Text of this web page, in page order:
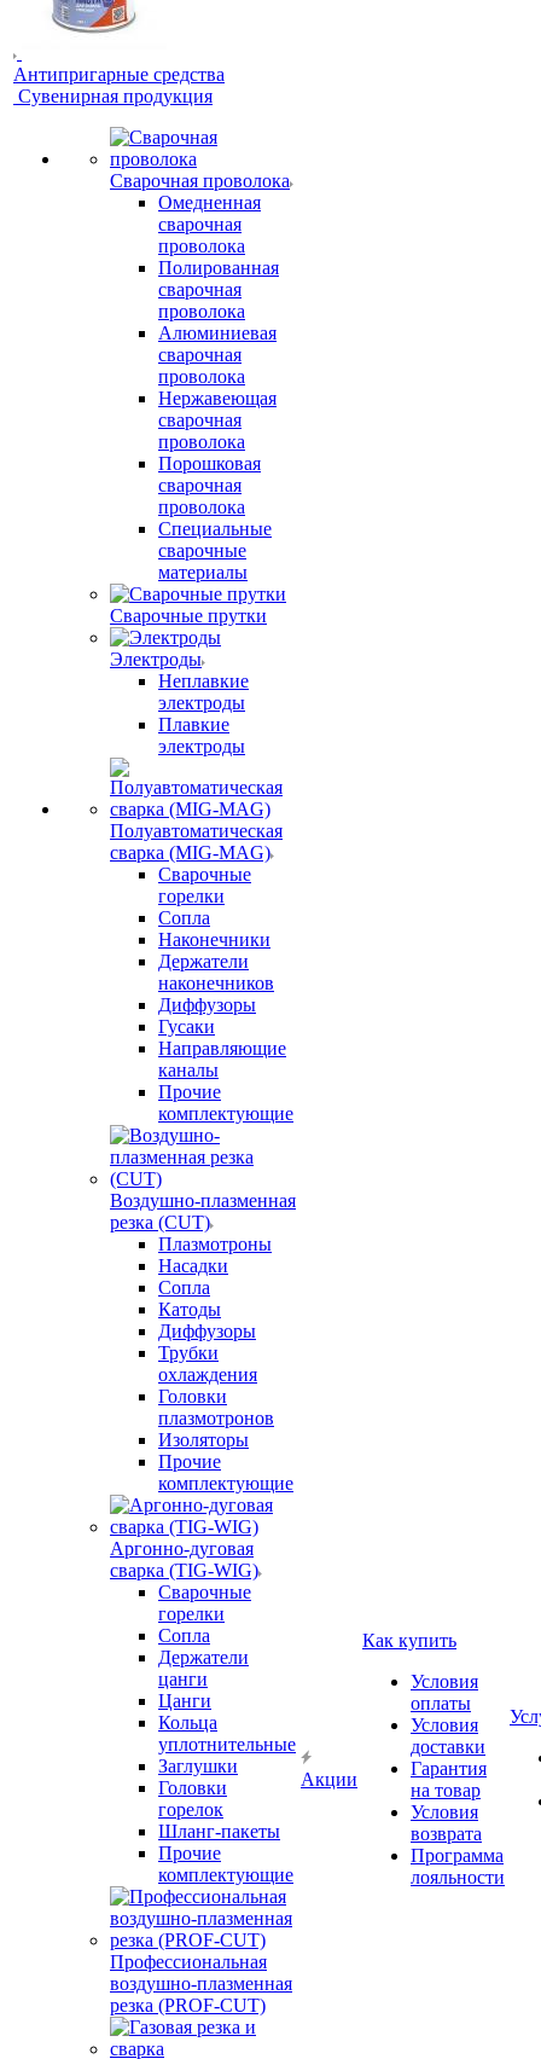
Антипригарные средства
Сувенирная продукция
Сварочная проволока
Омедненная
сварочная
проволока
Полированная
сварочная
проволока
Алюминиевая
сварочная
проволока
Нержавеющая
сварочная
проволока
Порошковая
сварочная
проволока
Специальные
сварочные
материалы
Сварочные прутки
Электроды
Неплавкие
электроды
Плавкие
электроды
Полуавтоматическая
сварка (MIG-MAG)
Сварочные
горелки
Сопла
Наконечники
Держатели
наконечников
Диффузоры
Гусаки
Направляющие
каналы
Прочие
комплектующие
Воздушно-плазменная
резка (CUT)
Плазмотроны
Насадки
Сопла
Катоды
Диффузоры
Трубки
охлаждения
Головки
плазмотронов
Изоляторы
Прочие
комплектующие
Аргонно-дуговая
сварка (TIG-WIG)
Сварочные
горелки
Сопла
Держатели
цанги
Цанги
Кольца
уплотнительные
Заглушки
Головки
горелок
Шланг-пакеты
Прочие
комплектующие
Профессиональная
воздушно-плазменная
резка (PROF-CUT)
Акции
Как купить
Условия
оплаты
Условия
доставки
Гарантия
на товар
Условия
возврата
Программа
лояльности